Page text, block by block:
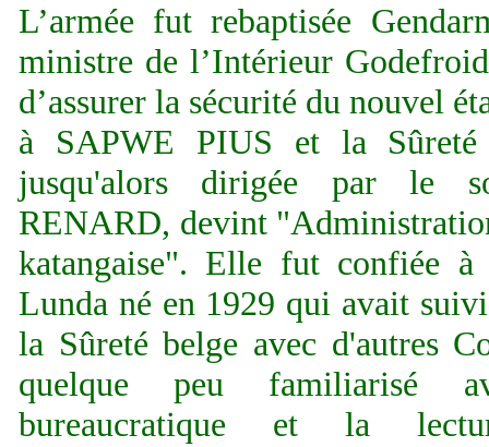
L’armée fut rebaptisée
ministre de l’Intérieur
d’assurer la sécurité du nouvel
à SAPWE PIUS et la
jusqu'alors dirigée par le
RENARD, devint
katangaise". Elle fut confiée
Lunda né en 1929 qui avait
la Sûreté belge avec d'autres
quelque peu familiarisé
bureaucratique et la